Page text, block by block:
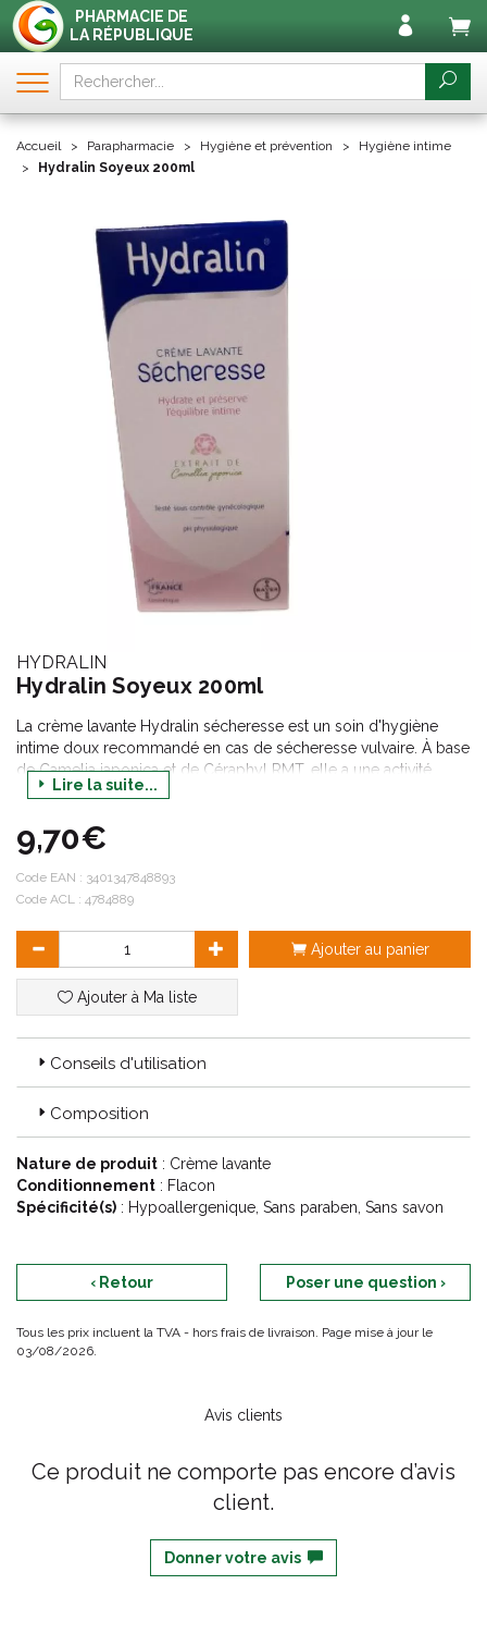
PHARMACIE DE
LA RÉPUBLIQUE
Accueil Parapharmacie Hygiène et prévention
Hygiène intime
Hydralin Soyeux 200ml
HYDRALIN
Hydralin Soyeux 200ml
La crème lavante Hydralin sécheresse est un soin d'hygiène
intime doux recommandé en cas de sécheresse vulvaire. À base
de Camelia japonica et de Céraphyl RMT, elle a une activité
hydratante efficace et durable. Elle nettoie en douceur et
physiologique.
Lire la suite...
9,70€
Code EAN : 3401347848893
Code ACL : 4784889
Ajouter au panier
Ajouter à Ma liste
Conseils d'utilisation
Composition
Nature de produit : Crème lavante
Conditionnement : Flacon
Spécificité(s) : Hypoallergenique, Sans paraben, Sans savon
‹ Retour Poser une question ›
Tous les prix incluent la TVA - hors frais de livraison. Page mise à jour le
03/08/2026.
Avis clients
Ce produit ne comporte pas encore d’avis
client.
Donner votre avis